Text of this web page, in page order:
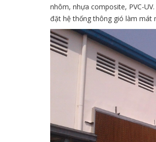
nhôm, nhựa composite, PVC-
đặt hệ thống thông gió làm mát